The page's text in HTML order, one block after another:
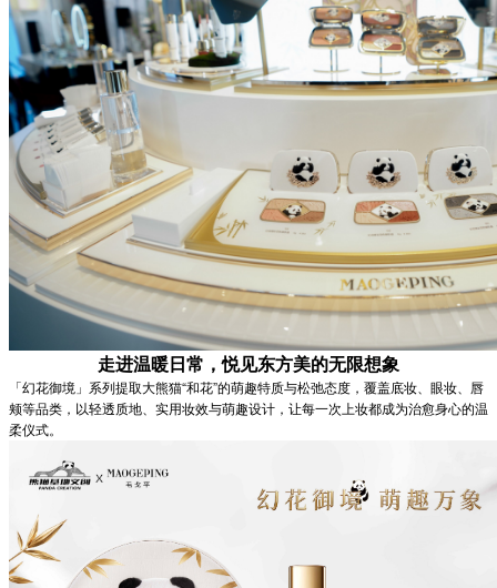
走进温暖日常，悦见东方美的无限想象
「幻花御境」系列提取大熊猫“和花”的萌趣特质与松弛态度，覆盖底妆、眼妆、唇
颊等品类，以轻透质地、实用妆效与萌趣设计，让每一次上妆都成为治愈身心的温
柔仪式。